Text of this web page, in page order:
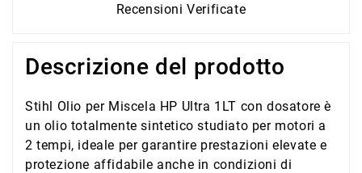
Recensioni Verificate
Descrizione del prodotto
Stihl Olio per Miscela HP Ultra 1LT con dosatore è
un olio totalmente sintetico studiato per motori a
2 tempi, ideale per garantire prestazioni elevate e
protezione affidabile anche in condizioni di